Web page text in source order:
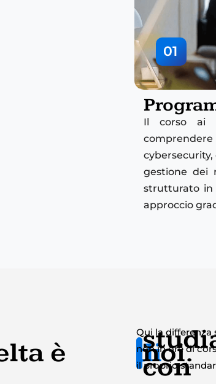
01
Il corso ai
gestione dei
strutturato in
approccio
è di
con
noi.
Qui la differenza
non in ore di
il proprio